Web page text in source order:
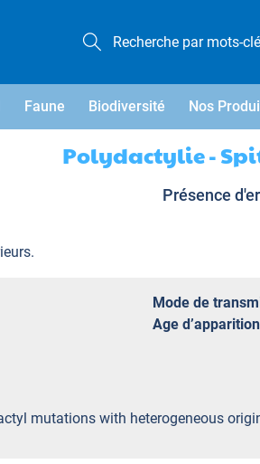
Faune Biodiversité Nos
Polydactylie -
Présence
Mode de
Age
mutations with heterogeneous